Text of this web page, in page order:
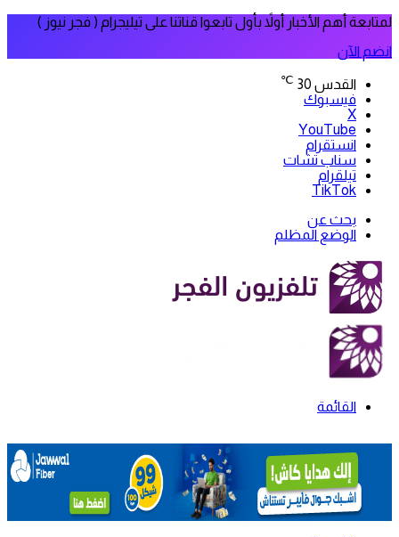
لمتابعة أهم الأخبار أولاً بأول تابعوا قناتنا على تيليجرام ( فجر نيوز )
انضم الآن
القدس 30
℃
فيسبوك
‫X
‫YouTube
انستقرام
سناب تشات
تيلقرام
‫TikTok
بحث عن
الوضع المظلم
القائمة